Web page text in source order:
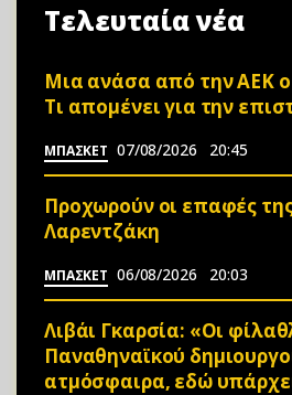
Τελευταία νέα
Μια ανάσα από την ΑΕΚ ο
Τι απομένει για την
ΜΠΑΣΚΕΤ 07/08/2026 20:45
Προχωρούν οι επαφές
Λαρεντζάκη
ΜΠΑΣΚΕΤ 06/08/2026 20:03
Λιβάι Γκαρσία: «Οι
Παναθηναϊκού
ατμόσφαιρα, εδώ